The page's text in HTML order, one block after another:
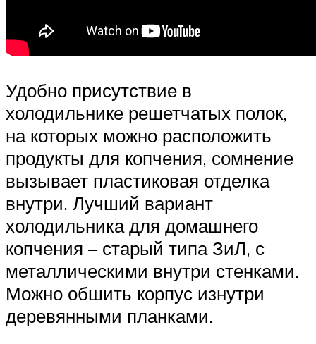
Удобно присутствие в
холодильнике решетчатых полок,
на которых можно расположить
продукты для копчения, сомнение
вызывает пластиковая отделка
внутри. Лучший вариант
холодильника для домашнего
копчения – старый типа ЗиЛ, с
металлическими внутри стенками.
Можно обшить корпус изнутри
деревянными планками.